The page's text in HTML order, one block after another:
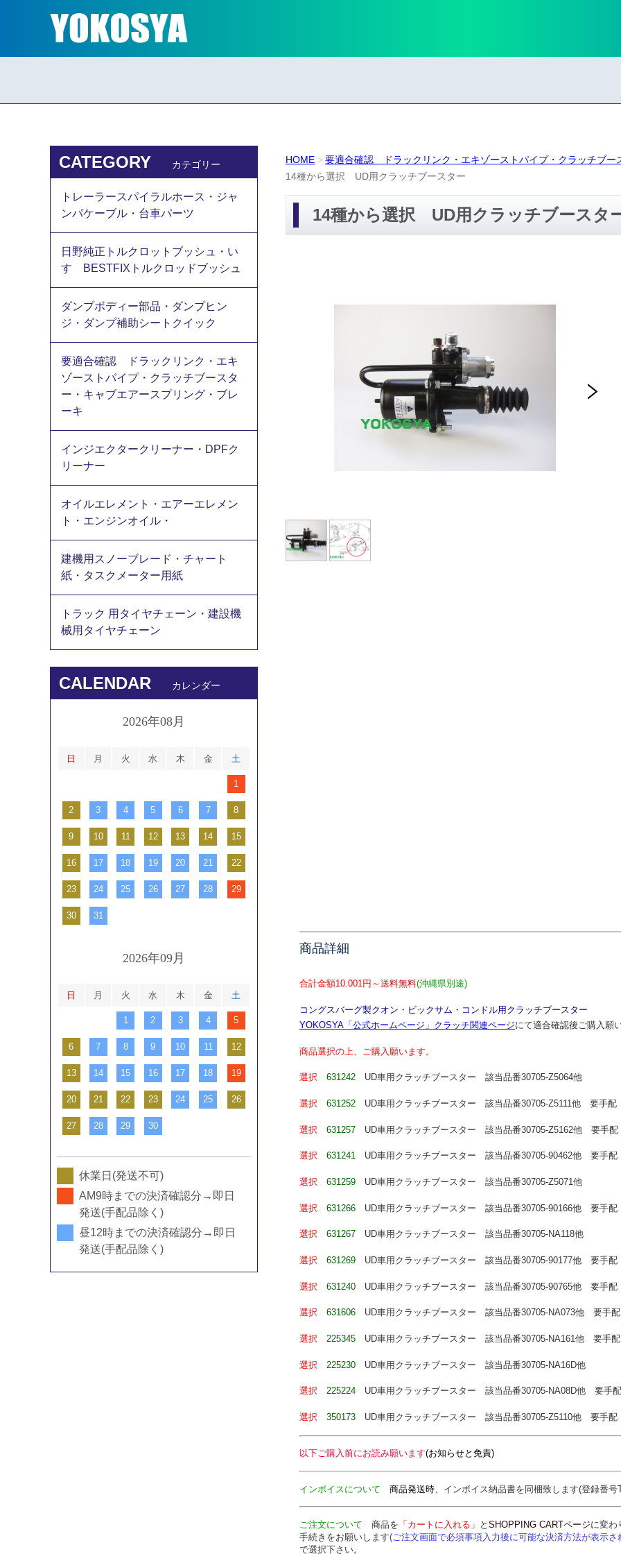
HOME
要適合確認 ドラックリンク・エキゾーストパイプ・クラッチブー
14種から選択 UD用クラッチブースター
14種から選択 UD用クラッチブースタ
商品詳細
合計金額10.001円～送料無料(沖縄県別途)
コングスバーグ製クオン・ビックサム・コンドル用クラッチブースター
YOKOSYA「公式ホームページ」クラッチ関連ページにて適合確認後ご購入願
商品選択の上、ご購入願います。
選択 631242 UD車用クラッチブースター 該当品番30705-Z5064他
選択 631252 UD車用クラッチブースター 該当品番30705-Z5111他 要手配
選択 631257 UD車用クラッチブースター 該当品番30705-Z5162他 要手配
選択 631241 UD車用クラッチブースター 該当品番30705-90462他 要手配
選択 631259 UD車用クラッチブースター 該当品番30705-Z5071他
選択 631266 UD車用クラッチブースター 該当品番30705-90166他 要手配
選択 631267 UD車用クラッチブースター 該当品番30705-NA118他
選択 631269 UD車用クラッチブースター 該当品番30705-90177他 要手配
選択 631240 UD車用クラッチブースター 該当品番30705-90765他 要手配
選択 631606 UD車用クラッチブースター 該当品番30705-NA073他 要手配
選択 225345 UD車用クラッチブースター 該当品番30705-NA161他 要手配
選択 225230 UD車用クラッチブースター 該当品番30705-NA16D他
選択 225224 UD車用クラッチブースター 該当品番30705-NA08D他 要手配
選択 350173 UD車用クラッチブースター 該当品番30705-Z5110他 要手配
以下ご購入前にお読み願います(お知らせと免責)
インボイスについて 商品発送時、 インボイス納品書を同梱致します(登録番号
ご注文について 商品を 「カートに入れる」 と SHOPPING CARTページに変わ
手続きをお願いします(ご注文画面で必須事項入力後に可能な決済方法が表示さ
で選択下さい。
CATEGORY カテゴリー
トレーラースパイラルホース・ジャ
ンパケーブル・台車パーツ
日野純正トルクロットブッシュ・い
すゞBESTFIXトルクロッドブッシュ
ダンプボディー部品・ダンプヒン
ジ・ダンプ補助シートクイック
要適合確認 ドラックリンク・エキ
ゾーストパイプ・クラッチブースタ
ー・キャブエアースプリング・ブレ
ーキ
インジエクタークリーナー・DPFク
リーナー
オイルエレメント・エアーエレメン
ト・エンジンオイル・
建機用スノーブレード・チャート
紙・タスクメーター用紙
トラック 用タイヤチェーン・建設機
械用タイヤチェーン
CALENDAR カレンダー
2026年08月
日 月 火 水 木 金 土
1
2 3 4 5 6 7 8
9 10 11 12 13 14 15
16 17 18 19 20 21 22
23 24 25 26 27 28 29
30 31
2026年09月
日 月 火 水 木 金 土
1 2 3 4 5
6 7 8 9 10 11 12
13 14 15 16 17 18 19
20 21 22 23 24 25 26
27 28 29 30
休業日(発送不可)
AM9時までの決済確認分→即日
発送(手配品除く)
昼12時までの決済確認分→即日
発送(手配品除く)